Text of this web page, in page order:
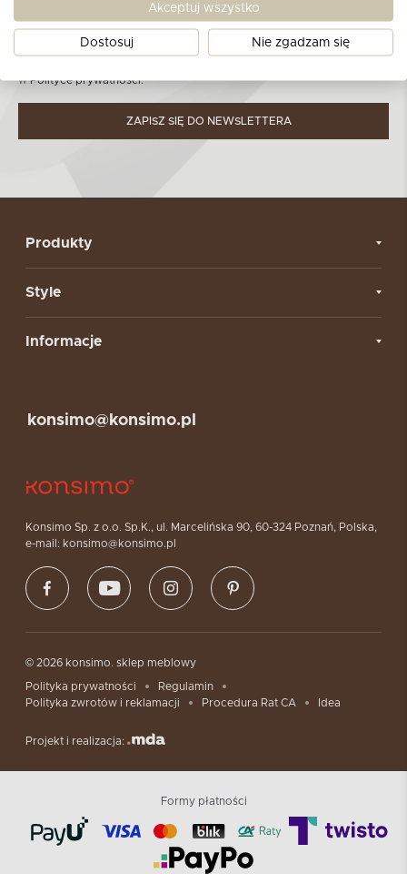
Otrzymuj informacje o najnowszych
promocjach i katalogach!
wPolityce prywatności.
ZAPISZ SIĘ DO NEWSLETTERA
Produkty
Style
Informacje
Konsimo Sp. z o.o. Sp.K., ul. Marcelińska 90, 60-324 Poznań, Polska,
e-mail: konsimo@konsimo.pl
konsimo@konsimo.pl
© 2026 konsimo. sklep meblowy
Polityka prywatności
Regulamin
Polityka zwrotów i reklamacji
Procedura Rat CA Idea
Projekt i realizacja:
Formy płatności
Akceptuj wszystko
Dostosuj Nie zgadzam się